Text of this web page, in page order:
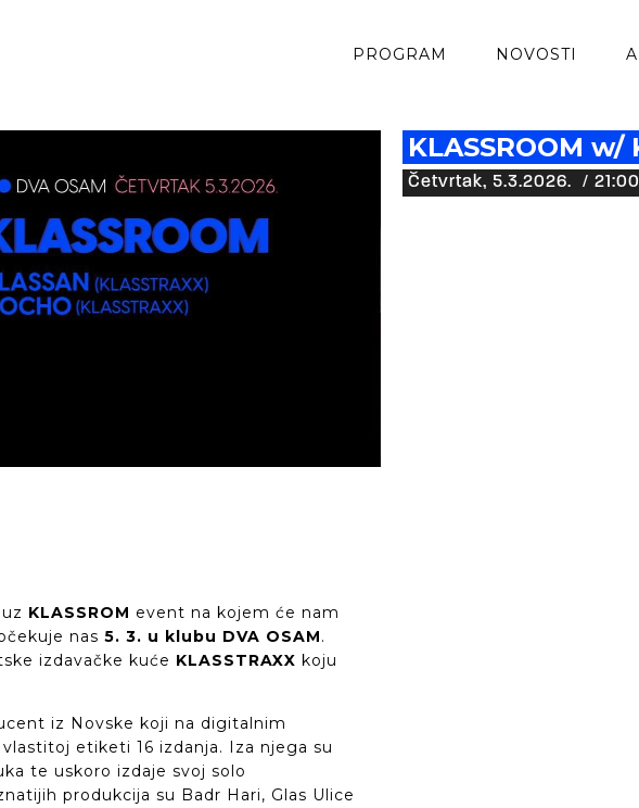
PROGRAM NOVOSTI
KLASSROOM w/
Četvrtak, 5.3.2026. / 21:00
KLASSROM event na kojem će nam
nas 5. 3. u klubu DVA OSAM.
izdavačke kuće KLASSTRAXX koju
iz Novske koji na digitalnim
etiketi 16 izdanja. Iza njega su
te uskoro izdaje svoj solo
produkcija su Badr Hari, Glas Ulice